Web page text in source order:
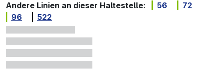
Andere Linien an dieser Haltestelle:
56
72
96
522